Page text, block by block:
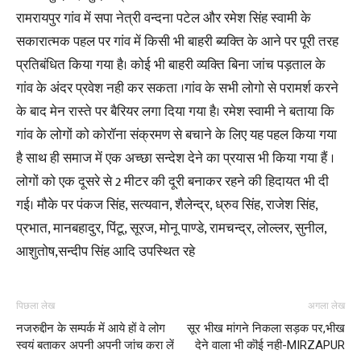
रामरायपुर गांव में सपा नेत्री वन्दना पटेल और रमेश सिंह स्वामी के
सकारात्मक पहल पर गांव में किसी भी बाहरी ब्यक्ति के आने पर पूरी तरह
प्रतिबंधित किया गया है। कोई भी बाहरी व्यक्ति बिना जांच पड़ताल के
गांव के अंदर प्रवेश नही कर सकता ।गांव के सभी लोगो से परामर्श करने
के बाद मेन रास्ते पर बैरियर लगा दिया गया है। रमेश स्वामी ने बताया कि
गांव के लोगों को कोरॉना संक्रमण से बचाने के लिए यह पहल किया गया
है साथ ही समाज में एक अच्छा सन्देश देने का प्रयास भी किया गया हैं ।
लोगों को एक दूसरे से 2 मीटर की दूरी बनाकर रहने की हिदायत भी दी
गई। मौके पर पंकज सिंह, सत्यवान, शैलेन्द्र, ध्रुव सिंह, राजेश सिंह,
प्रभात, मानबहादुर, पिंटू, सूरज, मोनू पाण्डे, रामचन्द्र, लोल्लर, सुनील,
आशुतोष,सन्दीप सिंह आदि उपस्थित रहे
पिछला लेख
नजरुद्दीन के सम्पर्क में आये हों वे लोग
स्वयं बताकर अपनी अपनी जांच करा लें
अगला लेख
सूर भीख मांगने निकला सड़क पर,भीख
देने वाला भी कॊई नही-MIRZAPUR